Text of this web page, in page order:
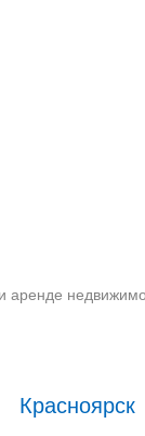
аренде
Красноярск